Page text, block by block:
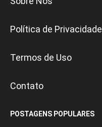
Política de Privacidade
Termos de Uso
Contato
POSTAGENS POPULARES